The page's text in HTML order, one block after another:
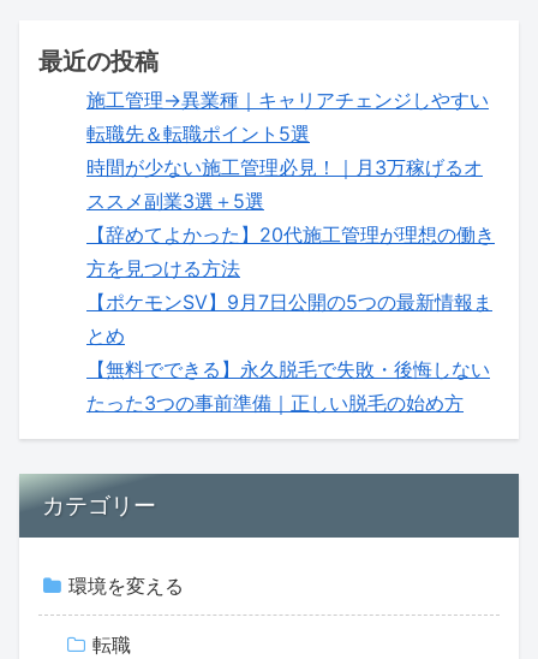
最近の投稿
施工管理→異業種｜キャリアチェンジしやすい
転職先＆転職ポイント5選
時間が少ない施工管理必見！｜月3万稼げるオ
ススメ副業3選＋5選
【辞めてよかった】20代施工管理が理想の働き
方を見つける方法
【ポケモンSV】9月7日公開の5つの最新情報ま
とめ
【無料でできる】永久脱毛で失敗・後悔しない
たった3つの事前準備｜正しい脱毛の始め方
カテゴリー
環境を変える
転職